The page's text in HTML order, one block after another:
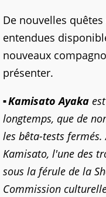
De nouvelles
entendues
nouveaux
présenter.
Kamisato Ayaka
longtemps, que de
les bêta-tests
Kamisato, l'une des
sous la férule de la
Commission